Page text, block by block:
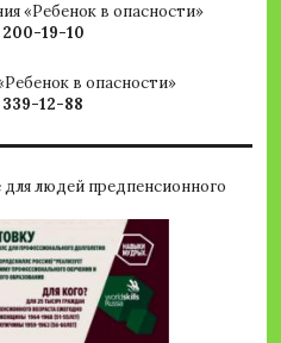
«Ребенок в опасности»
200-19-10
в опасности»
339-12-88
людей предпенсионного